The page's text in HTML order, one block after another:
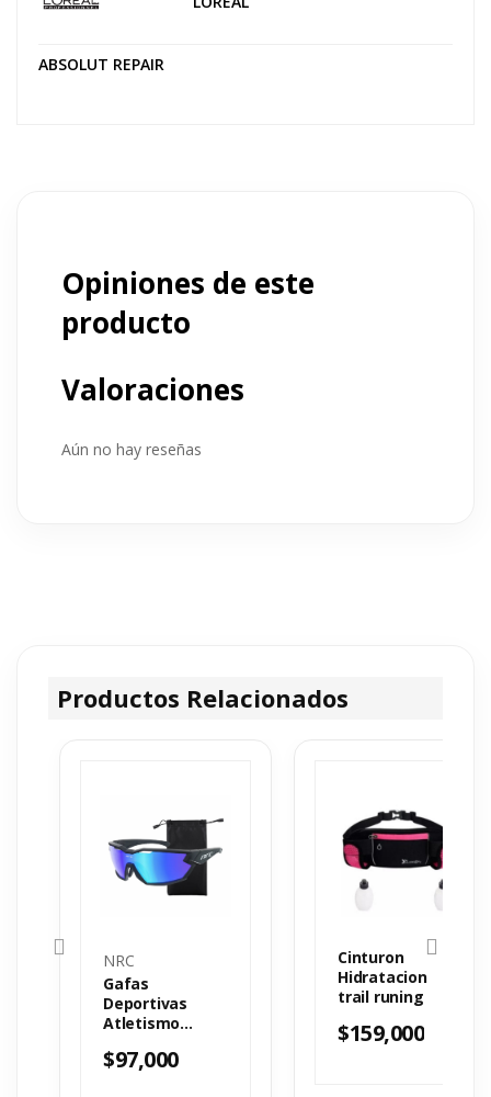
ABSOLUT REPAIR
Opiniones de este
producto
Valoraciones
Aún no hay reseñas
Productos Relacionados
NRC
Gafas
Deportivas
Atletismo
Azul
$97,000
Cinturon
Hidratacion
trail runing
$159,000